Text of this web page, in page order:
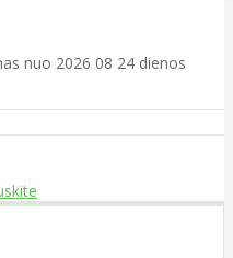
nuo 2026 08 24 dienos